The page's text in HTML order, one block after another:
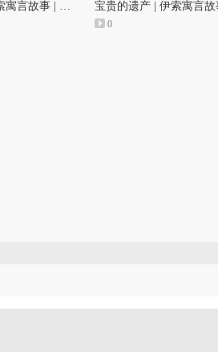
可恶的狐狸 | 伊索寓言故事 | 碰碰狐！儿童儿歌
0